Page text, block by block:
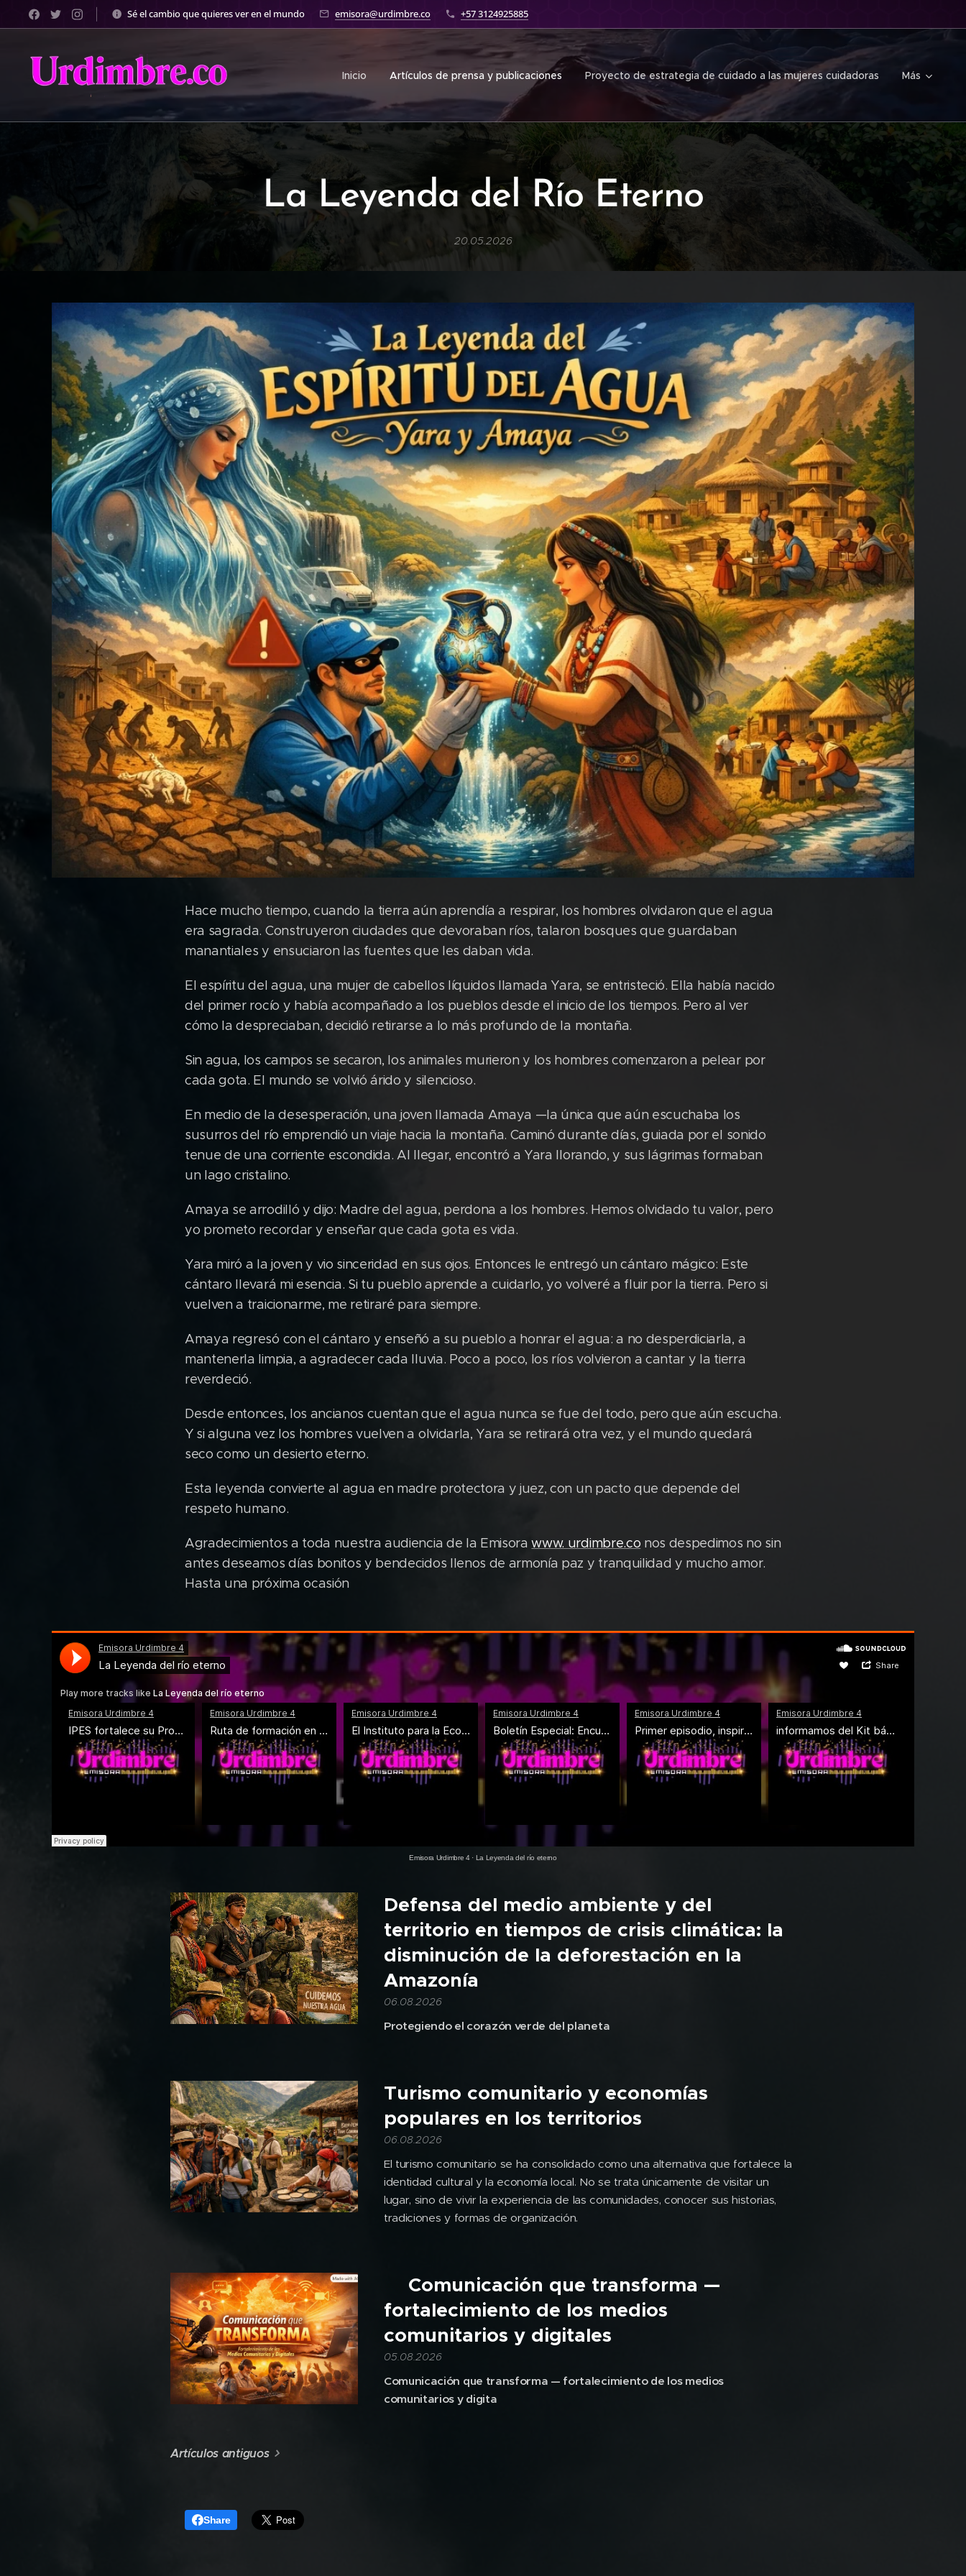
Sé el cambio que quieres ver en el mundo emisora@urdimbre.co +57 3124925885
Inicio Artículos de prensa y publicaciones Proyecto de estrategia de cuidado a las mujeres cuidadoras Más
La Leyenda del Río Eterno
20.05.2026
Hace mucho tiempo, cuando la tierra aún aprendía a respirar, los hombres olvidaron que el agua
era sagrada. Construyeron ciudades que devoraban ríos, talaron bosques que guardaban
manantiales y ensuciaron las fuentes que les daban vida.
El espíritu del agua, una mujer de cabellos líquidos llamada Yara, se entristeció. Ella había nacido
del primer rocío y había acompañado a los pueblos desde el inicio de los tiempos. Pero al ver
cómo la despreciaban, decidió retirarse a lo más profundo de la montaña.
Sin agua, los campos se secaron, los animales murieron y los hombres comenzaron a pelear por
cada gota. El mundo se volvió árido y silencioso.
En medio de la desesperación, una joven llamada Amaya —la única que aún escuchaba los
susurros del río emprendió un viaje hacia la montaña. Caminó durante días, guiada por el sonido
tenue de una corriente escondida. Al llegar, encontró a Yara llorando, y sus lágrimas formaban
un lago cristalino.
Amaya se arrodilló y dijo: Madre del agua, perdona a los hombres. Hemos olvidado tu valor, pero
yo prometo recordar y enseñar que cada gota es vida.
Yara miró a la joven y vio sinceridad en sus ojos. Entonces le entregó un cántaro mágico: Este
cántaro llevará mi esencia. Si tu pueblo aprende a cuidarlo, yo volveré a fluir por la tierra. Pero si
vuelven a traicionarme, me retiraré para siempre.
Amaya regresó con el cántaro y enseñó a su pueblo a honrar el agua: a no desperdiciarla, a
mantenerla limpia, a agradecer cada lluvia. Poco a poco, los ríos volvieron a cantar y la tierra
reverdeció.
Desde entonces, los ancianos cuentan que el agua nunca se fue del todo, pero que aún escucha.
Y si alguna vez los hombres vuelven a olvidarla, Yara se retirará otra vez, y el mundo quedará
seco como un desierto eterno.
Esta leyenda convierte al agua en madre protectora y juez, con un pacto que depende del
respeto humano.
Agradecimientos a toda nuestra audiencia de la Emisorawww. urdimbre.co nos despedimos no sin
antes deseamos días bonitos y bendecidos llenos de armonía paz y tranquilidad y mucho amor.
Hasta una próxima ocasión
Emisora Urdimbre 4· La Leyenda del río eterno
Defensa del medio ambiente y del
territorio en tiempos de crisis climática: la
disminución de la deforestación en la
Amazonía
06.08.2026
Protegiendo el corazón verde del planeta
Turismo comunitario y economías
populares en los territorios
06.08.2026
El turismo comunitario se ha consolidado como una alternativa que fortalece la
identidad cultural y la economía local. No se trata únicamente de visitar un
lugar, sino de vivir la experiencia de las comunidades, conocer sus historias,
tradiciones y formas de organización.
🎙️Comunicación que transforma —
fortalecimiento de los medios
comunitarios y digitales
05.08.2026
Comunicación que transforma — fortalecimiento de los medios
comunitarios y digita
Artículos antiguos
Share